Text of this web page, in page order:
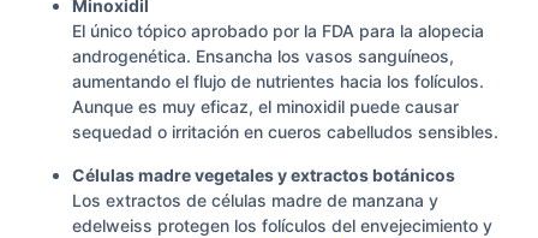
Minoxidil
El único tópico aprobado por la FDA para la alopecia
androgenética. Ensancha los vasos sanguíneos,
aumentando el flujo de nutrientes hacia los folículos.
Aunque es muy eficaz, el minoxidil puede causar
sequedad o irritación en cueros cabelludos sensibles.
Células madre vegetales y extractos botánicos
Los extractos de células madre de manzana y
edelweiss protegen los folículos del envejecimiento y